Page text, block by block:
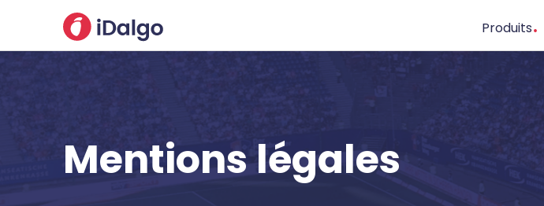
Produits
Mentions légales